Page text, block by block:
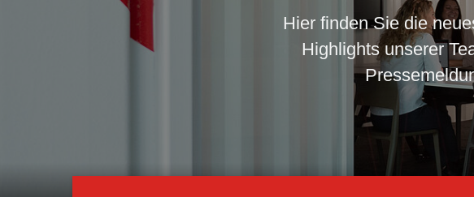
Hier finden Sie die
Highlights unserer